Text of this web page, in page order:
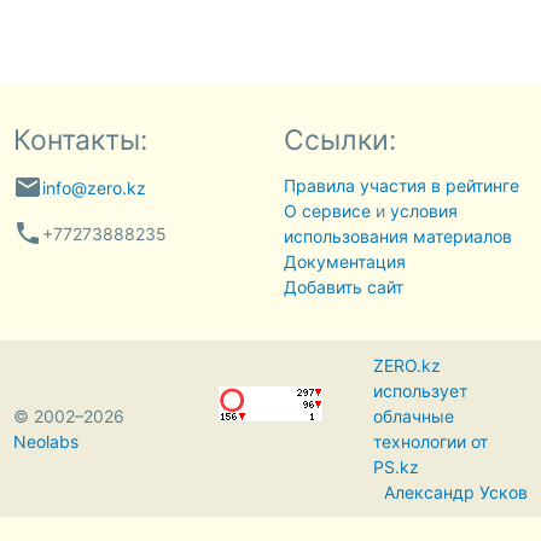
Контакты:
emailinfo@zero.kz
phone +77273888235
Ссылки:
Правила участия в рейтинге
О сервисеи условия
использования материалов
Документация
Добавить сайт
© 2002–2026
Neolabs
ZERO.kz
использует
облачные
технологии от
PS.kz
Александр Усков